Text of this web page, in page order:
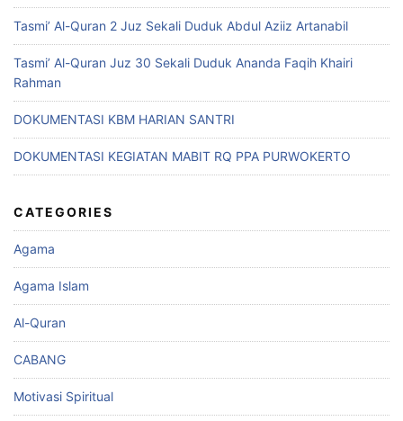
Tasmi’ Al-Quran 2 Juz Sekali Duduk Abdul Aziiz Artanabil
Tasmi’ Al-Quran Juz 30 Sekali Duduk Ananda Faqih Khairi
Rahman
DOKUMENTASI KBM HARIAN SANTRI
DOKUMENTASI KEGIATAN MABIT RQ PPA PURWOKERTO
CATEGORIES
Agama
Agama Islam
Al-Quran
CABANG
Motivasi Spiritual